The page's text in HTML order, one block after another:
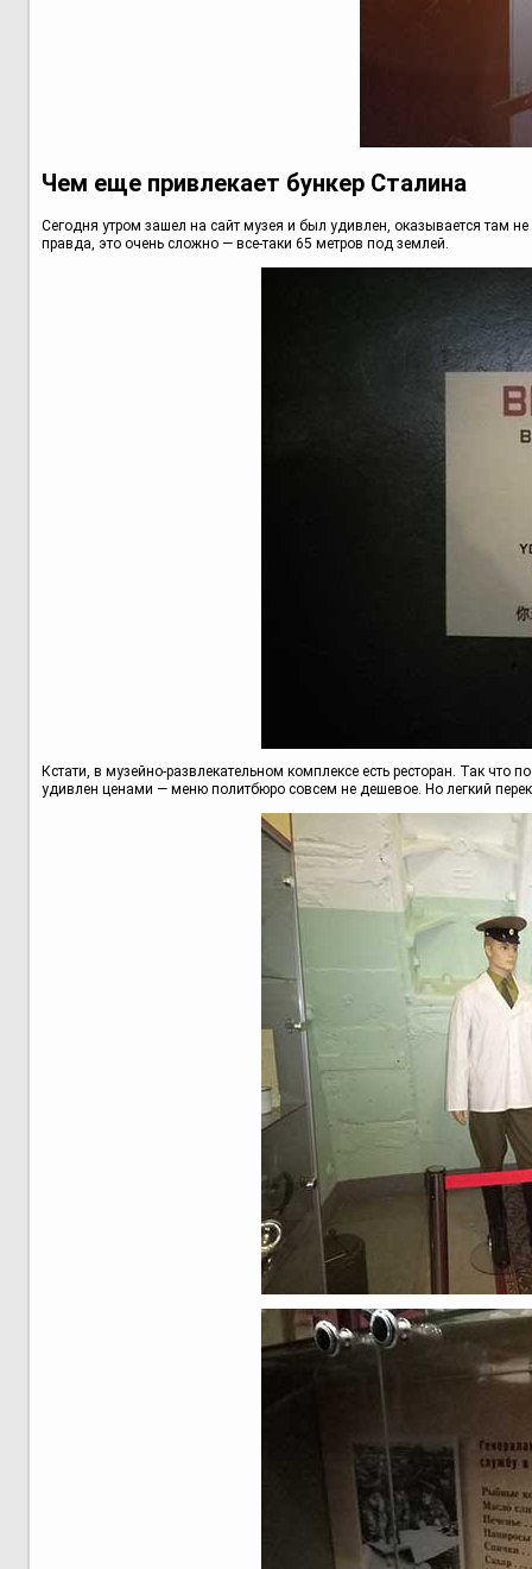
Чем еще привлекает бункер Сталина
Сегодня утром зашел на сайт музея и был удивлен, оказывается там
правда, это очень сложно — все-таки 65 метров под землей.
Кстати, в музейно-развлекательном комплексе есть ресторан. Так
удивлен ценами — меню политбюро совсем не дешевое. Но легкий